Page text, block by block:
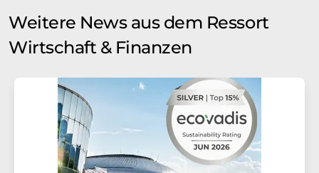
Weitere News aus dem Ressort
Wirtschaft & Finanzen